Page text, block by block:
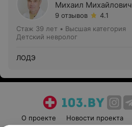
Михаил Михайлович
9 отзывов
4.1
Стаж 39 лет • Высшая категория
Детский невролог
ЛОДЭ
О проекте Новости проекта